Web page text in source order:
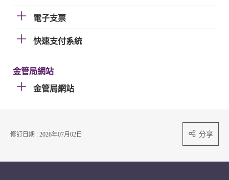
電子支票
快速支付系統
金管局網站
金管局網站
修訂日期 : 2026年07月02日 分享